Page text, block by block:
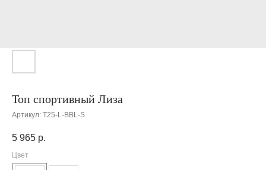
Топ спортивный Лиза
Артикул: T25-L-BBL-S
5 965 р.
Цвет